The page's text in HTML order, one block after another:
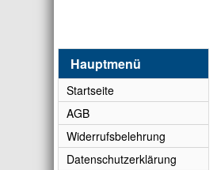
Hauptmenü
Startseite
AGB
Widerrufsbelehrung
Datenschutzerklärung